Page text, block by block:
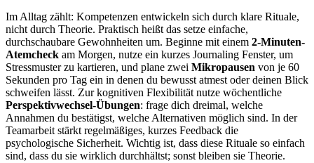
Im Alltag zählt: Kompetenzen entwickeln sich durch klare Rituale,
nicht durch Theorie. Praktisch heißt das setze einfache,
durchschaubare Gewohnheiten um. Beginne mit einem 2-Minuten-
Atemcheck am Morgen, nutze ein kurzes Journaling Fenster, um
Stressmuster zu kartieren, und plane zwei Mikropausen von je 60
Sekunden pro Tag ein in denen du bewusst atmest oder deinen Blick
schweifen lässt. Zur kognitiven Flexibilität nutze wöchentliche
Perspektivwechsel-Übungen: frage dich dreimal, welche
Annahmen du bestätigst, welche Alternativen möglich sind. In der
Teamarbeit stärkt regelmäßiges, kurzes Feedback die
psychologische Sicherheit. Wichtig ist, dass diese Rituale so einfach
sind, dass du sie wirklich durchhältst; sonst bleiben sie Theorie.